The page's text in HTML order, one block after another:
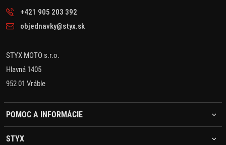
+421 905 203 392
objednavky@styx.sk
STYX MOTO s.r.o.
Hlavná 1405
952 01 Vráble
POMOC A INFORMÁCIE
STYX